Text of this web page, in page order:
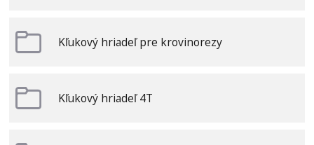
Kľukový hriadeľ pre krovinorezy
Kľukový hriadeľ 4T